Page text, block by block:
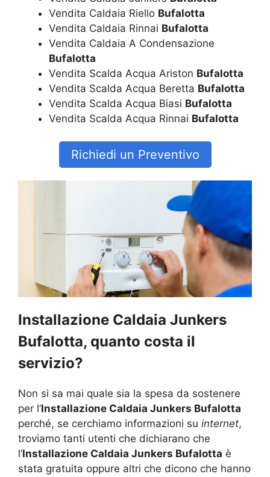
Vendita Caldaia Riello Bufalotta
Vendita Caldaia Rinnai Bufalotta
Vendita Caldaia A Condensazione
Bufalotta
Vendita Scalda Acqua Ariston Bufalotta
Vendita Scalda Acqua Beretta Bufalotta
Vendita Scalda Acqua Biasi Bufalotta
Vendita Scalda Acqua Rinnai Bufalotta
Richiedi un Preventivo
Installazione Caldaia Junkers
Bufalotta, quanto costa il
servizio?
Non si sa mai quale sia la spesa da sostenere
per l’Installazione Caldaia Junkers Bufalotta
perché, se cerchiamo informazioni su internet,
troviamo tanti utenti che dichiarano che
l’Installazione Caldaia Junkers Bufalotta è
stata gratuita oppure altri che dicono che hanno